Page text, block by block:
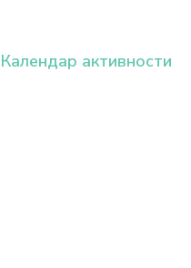
Календар активности